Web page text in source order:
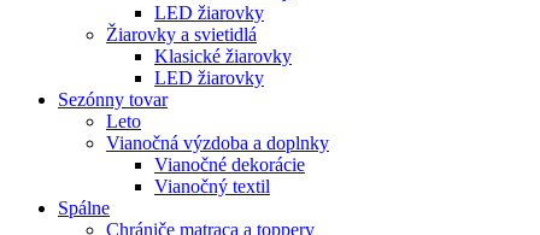
LED žiarovky
Žiarovky a svietidlá
Klasické žiarovky
LED žiarovky
Sezónny tovar
Leto
Vianočná výzdoba a doplnky
Vianočné dekorácie
Vianočný textil
Spálne
Chrániče matraca a toppery